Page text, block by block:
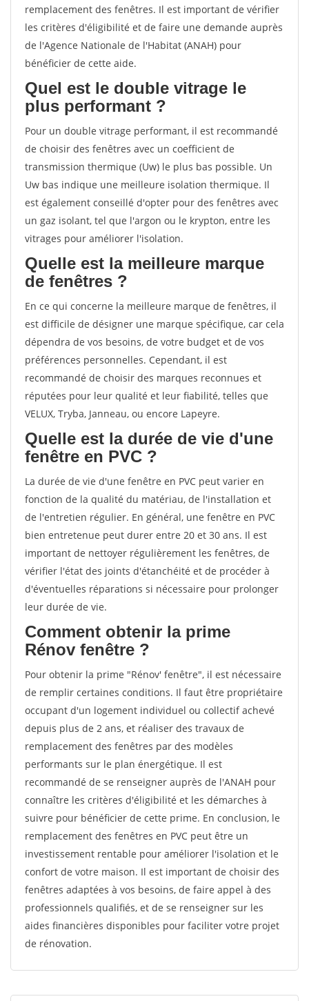
remplacement des fenêtres. Il est important de vérifier
les critères d'éligibilité et de faire une demande auprès
de l'Agence Nationale de l'Habitat (ANAH) pour
bénéficier de cette aide.
Quel est le double vitrage le
plus performant ?
Pour un double vitrage performant, il est recommandé
de choisir des fenêtres avec un coefficient de
transmission thermique (Uw) le plus bas possible. Un
Uw bas indique une meilleure isolation thermique. Il
est également conseillé d'opter pour des fenêtres avec
un gaz isolant, tel que l'argon ou le krypton, entre les
vitrages pour améliorer l'isolation.
Quelle est la meilleure marque
de fenêtres ?
En ce qui concerne la meilleure marque de fenêtres, il
est difficile de désigner une marque spécifique, car cela
dépendra de vos besoins, de votre budget et de vos
préférences personnelles. Cependant, il est
recommandé de choisir des marques reconnues et
réputées pour leur qualité et leur fiabilité, telles que
VELUX, Tryba, Janneau, ou encore Lapeyre.
Quelle est la durée de vie d'une
fenêtre en PVC ?
La durée de vie d'une fenêtre en PVC peut varier en
fonction de la qualité du matériau, de l'installation et
de l'entretien régulier. En général, une fenêtre en PVC
bien entretenue peut durer entre 20 et 30 ans. Il est
important de nettoyer régulièrement les fenêtres, de
vérifier l'état des joints d'étanchéité et de procéder à
d'éventuelles réparations si nécessaire pour prolonger
leur durée de vie.
Comment obtenir la prime
Rénov fenêtre ?
Pour obtenir la prime "Rénov' fenêtre", il est nécessaire
de remplir certaines conditions. Il faut être propriétaire
occupant d'un logement individuel ou collectif achevé
depuis plus de 2 ans, et réaliser des travaux de
remplacement des fenêtres par des modèles
performants sur le plan énergétique. Il est
recommandé de se renseigner auprès de l'ANAH pour
connaître les critères d'éligibilité et les démarches à
suivre pour bénéficier de cette prime. En conclusion, le
remplacement des fenêtres en PVC peut être un
investissement rentable pour améliorer l'isolation et le
confort de votre maison. Il est important de choisir des
fenêtres adaptées à vos besoins, de faire appel à des
professionnels qualifiés, et de se renseigner sur les
aides financières disponibles pour faciliter votre projet
de rénovation.